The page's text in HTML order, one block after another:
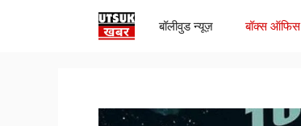
बॉलीवुड न्यूज़ बॉक्स ऑफिस